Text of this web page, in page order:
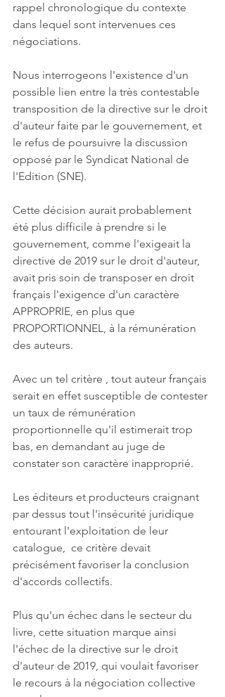
rappel chronologique du contexte
dans lequel sont intervenues ces
négociations.
Nous interrogeons l'existence d'un
possible lien entre la très contestable
transposition de la directive sur le droit
d'auteur faite par le gouvernement, et
le refus de poursuivre la discussion
opposé par le Syndicat National de
l'Edition (SNE).
Cette décision aurait probablement
été plus difficile à prendre si le
gouvernement, comme l'exigeait la
directive de 2019 sur le droit d'auteur,
avait pris soin de transposer en droit
français l'exigence d'un caractère
APPROPRIE, en plus que
PROPORTIONNEL, à la rémunération
des auteurs.
Avec un tel critère , tout auteur français
serait en effet susceptible de contester
un taux de rémunération
proportionnelle qu'il estimerait trop
bas, en demandant au juge de
constater son caractère inapproprié.
Les éditeurs et producteurs craignant
par dessus tout l'insécurité juridique
entourant l'exploitation de leur
catalogue,  ce critère devait
précisément favoriser la conclusion
d'accords collectifs.
Plus qu'un échec dans le secteur du
livre, cette situation marque ainsi
l'échec de la directive sur le droit
d'auteur de 2019, qui voulait favoriser
le recours à la négociation collective